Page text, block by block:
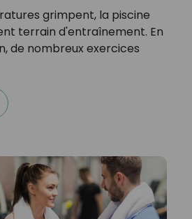
grimpent, la piscine
terrain d'entraînement. En
de nombreux exercices